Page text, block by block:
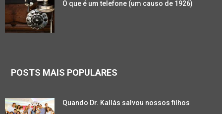
O que é um telefone (um causo de 1926)
POSTS MAIS POPULARES
Quando Dr. Kallás salvou nossos filhos